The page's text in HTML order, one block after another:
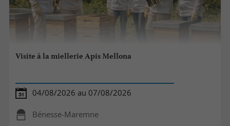
Visite à la miellerie Apis Mellona
04/08/2026 au 07/08/2026
Bénesse-Maremne